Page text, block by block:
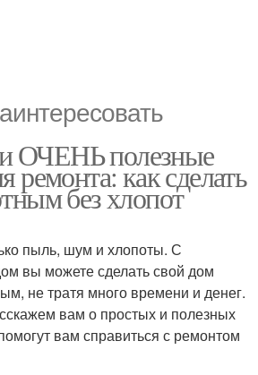
полезные
ремонта: как сделать
без хлопот
пыль, шум и хлопоты. С
вы можете сделать свой дом
не тратя много времени и денег.
вам о простых и полезных
вам справиться с ремонтом